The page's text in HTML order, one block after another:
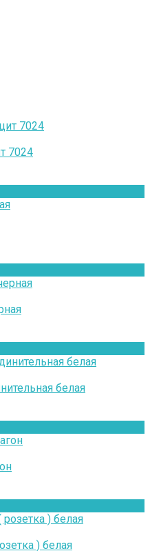
7024
белая
) белая